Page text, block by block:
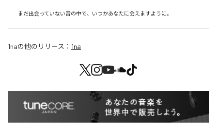
まだ出会っていない音の中で、いつかあなたに会えますように。
1naの他のリリース： 1na